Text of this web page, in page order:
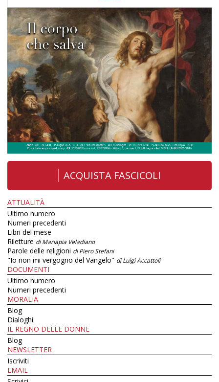
ACQUISTA FASCICOLI
ATTUALITÀ
Ultimo numero
Numeri precedenti
Libri del mese
Riletture di Mariapia Veladiano
Parole delle religioni di Piero Stefani
"Io non mi vergogno del Vangelo" di Luigi Accattoli
DOCUMENTI
Ultimo numero
Numeri precedenti
MORALIA
Blog
Dialoghi
IL REGNO DELLE DONNE
Blog
NEWSLETTER
Iscriviti
EMAIL